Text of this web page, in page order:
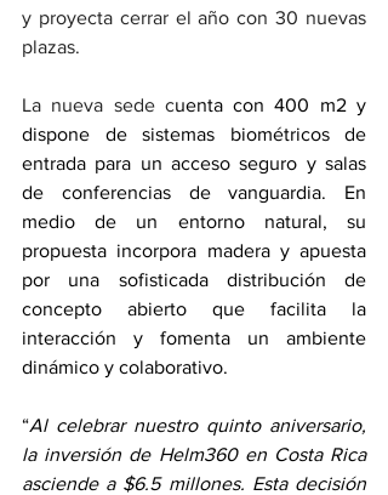
y proyecta cerrar el año con 30 nuevas
plazas.
La nueva sede cuenta con 400 m2 y
dispone de sistemas biométricos de
entrada para un acceso seguro y salas
de conferencias de vanguardia. En
medio de un entorno natural, su
propuesta incorpora madera y apuesta
por una sofisticada distribución de
concepto abierto que facilita la
interacción y fomenta un ambiente
dinámico y colaborativo.
“Al celebrar nuestro quinto aniversario,
la inversión de Helm360 en Costa Rica
asciende a $6.5 millones. Esta decisión